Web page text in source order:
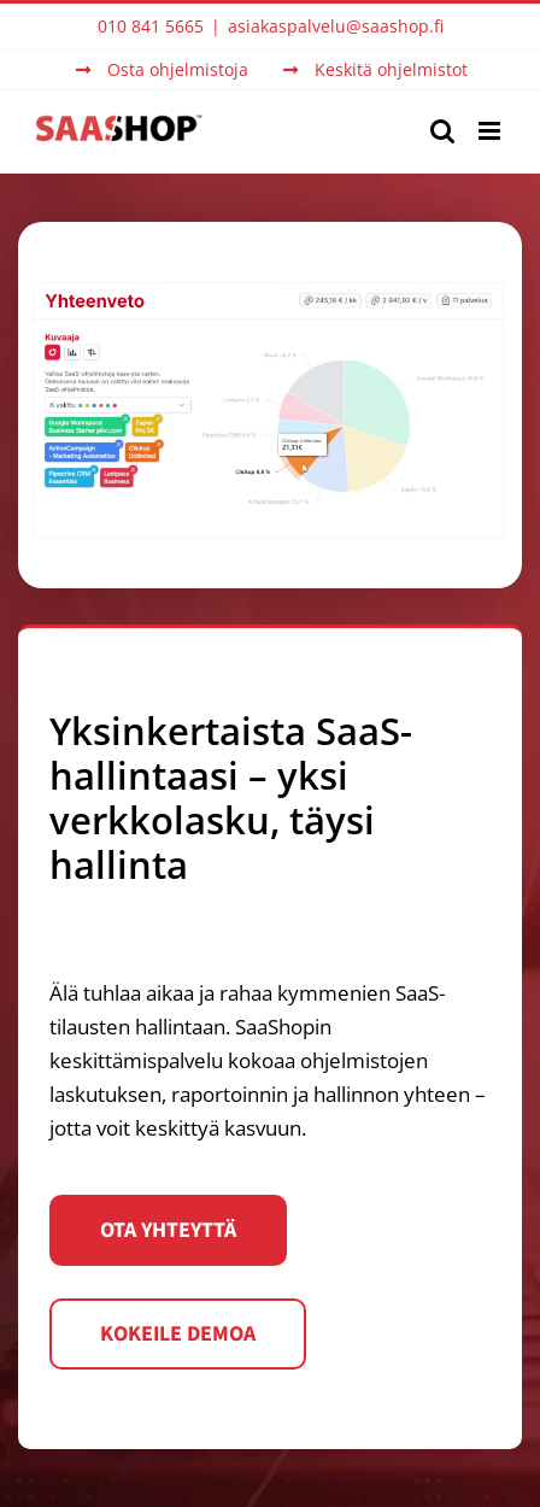
010 841 5665 | asiakaspalvelu@saashop.fi
Osta ohjelmistoja
Keskitä ohjelmistot
Yksinkertaista SaaS-
hallintaasi – yksi
verkkolasku, täysi
hallinta
Älä tuhlaa aikaa ja rahaa kymmenien SaaS-
tilausten hallintaan. SaaShopin
keskittämispalvelu kokoaa ohjelmistojen
laskutuksen, raportoinnin ja hallinnon yhteen –
jotta voit keskittyä kasvuun.
OTA YHTEYTTÄ
KOKEILE DEMOA